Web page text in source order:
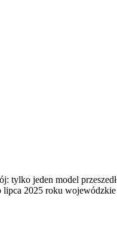
jeden model przeszedł
2025 roku